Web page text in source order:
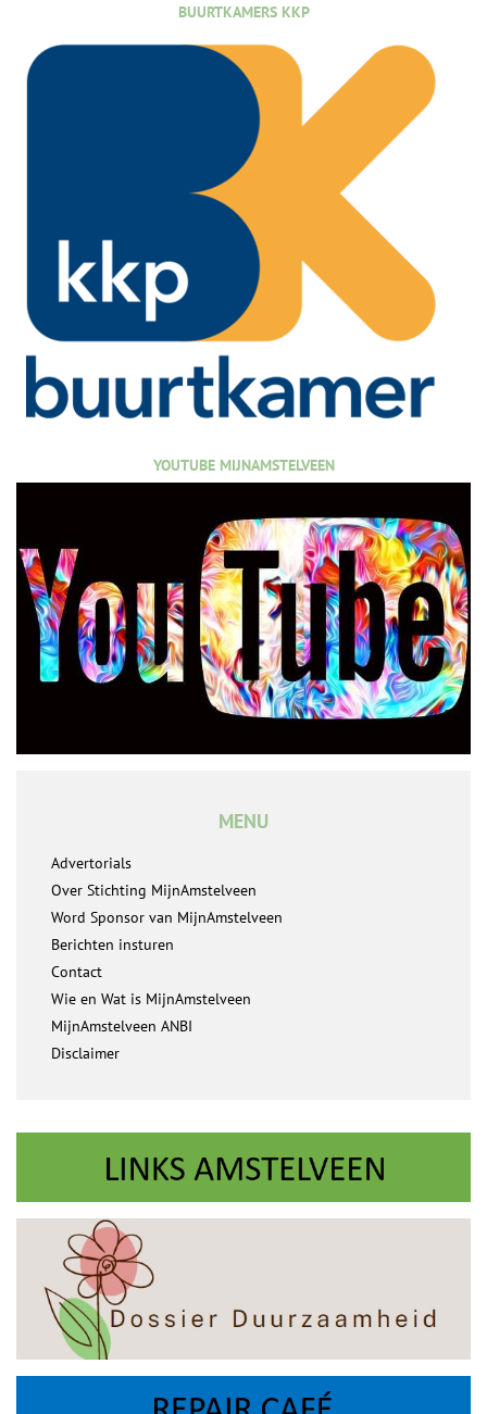
BUURTKAMERS KKP
YOUTUBE MIJNAMSTELVEEN
MENU
Advertorials
Over Stichting MijnAmstelveen
Word Sponsor van MijnAmstelveen
Berichten insturen
Contact
Wie en Wat is MijnAmstelveen
MijnAmstelveen ANBI
Disclaimer